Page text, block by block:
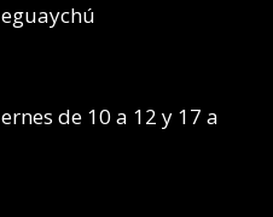
de 10 a 12 y 17 a